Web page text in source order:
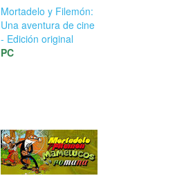
Mortadelo y Filemón:
Una aventura de cine
- Edición original
PC